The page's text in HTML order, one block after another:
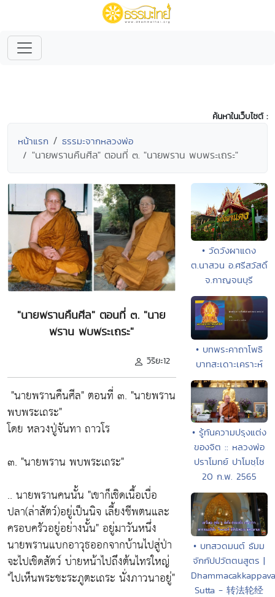
ค้นหาในเว็บไซต์ :
หน้าแรก ธรรมะจากหลวงพ่อ
"นายพรานคืนศีล" ตอนที่ ๓. "นายพราน พบพระเถระ"
"นายพรานคืนศีล" ตอนที่ ๓. "นาย
พราน พบพระเถระ"
วิริยะ12
"นายพรานคืนศีล" ตอนที่ ๓. "นายพราน
พบพระเถระ"
โดย หลวงปู่จันทา ถาวโร
๓. "นายพราน พบพระเถระ"
.. นายพรานคนนั้น "เขาก็เชิดเนื้อเบื่อ
ปลา(ล่าสัตว์)อยู่เป็นนิจ เลี้ยงชีพตนและ
ครอบครัวอยู่อย่างนั้น"อยู่มาวันหนึ่ง
นายพรานแบกอาวุธออกจากบ้านไปสู่ป่า
จะไปเชิดสัตว์ บ่ายหน้าไปถึงต้นไทรใหญ่
"ไปเห็นพระชะระภูตะเถระ นั่งภาวนาอยู่"
• วัดวังผาแดง
ต.นาสวน อ.ศรีสวัสดิ์
จ.กาญจนบุรี
• บทพระคาถาโพธิ
บาทสะเดาะเคราะห์
• รู้ทันความปรุงแต่ง
ของจิต :: หลวงพ่อ
ปราโมทย์ ปาโมชฺโช
20 ก.พ. 2565
• บทสวดมนต์ ธัมม
จักกัปปวัตตนสูตร |
Sutta - 转法轮经